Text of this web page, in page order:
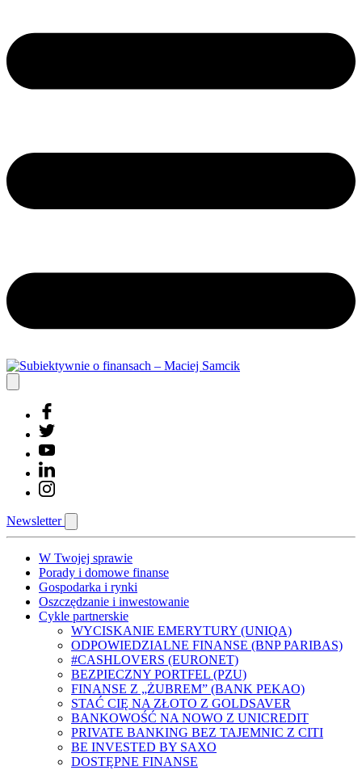
Newsletter
W Twojej sprawie
Porady i domowe finanse
Gospodarka i rynki
Oszczędzanie i inwestowanie
Cykle partnerskie
WYCISKANIE EMERYTURY (UNIQA)
ODPOWIEDZIALNE FINANSE (BNP PARIBAS)
#CASHLOVERS (EURONET)
BEZPIECZNY PORTFEL (PZU)
FINANSE Z „ŻUBREM” (BANK PEKAO)
STAĆ CIĘ NA ZŁOTO Z GOLDSAVER
BANKOWOŚĆ NA NOWO Z UNICREDIT
PRIVATE BANKING BEZ TAJEMNIC Z CITI
BE INVESTED BY SAXO
DOSTĘPNE FINANSE